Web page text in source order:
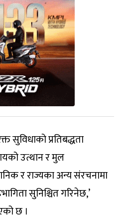
सुविधाको प्रतिबद्धता
उत्थान र मुल
र राज्यका अन्य संरचनामा
सुनिश्चित गरिनेछ,’
छ ।